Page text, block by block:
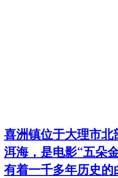
喜洲镇位于大理市
洱海，是电影“五朵
有着一千多年历史